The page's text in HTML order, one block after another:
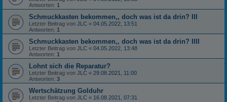
Antworten: 1
Schmuckkasten bekommen,, doch was ist da drin? III
Letzter Beitrag von JLC « 04.05.2022, 13:51
Antworten: 1
Schmuckkasten bekommen,, doch was ist da drin? IIII
Letzter Beitrag von JLC « 04.05.2022, 13:48
Antworten: 1
Lohnt sich die Reparatur?
Letzter Beitrag von JLC « 29.08.2021, 11:00
Antworten: 3
Wertschätzung Golduhr
Letzter Beitrag von JLC « 16.08.2021, 07:31